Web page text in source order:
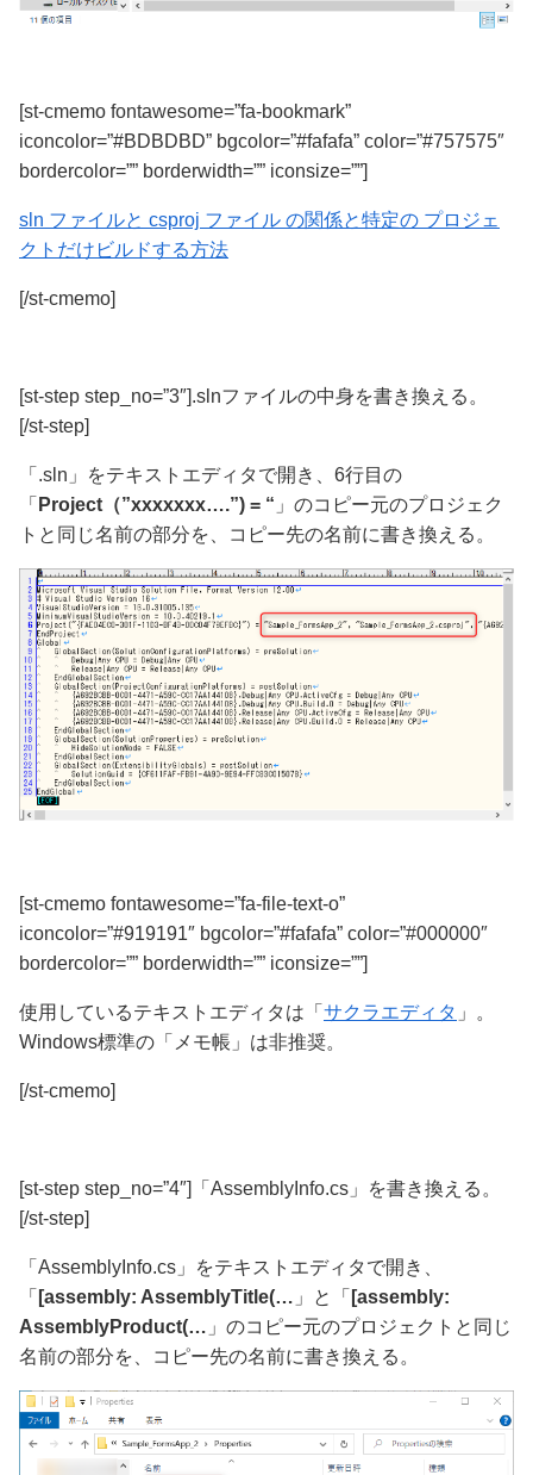
[st-cmemo fontawesome=”fa-bookmark”
iconcolor=”#BDBDBD” bgcolor=”#fafafa” color=”#757575″
bordercolor=”” borderwidth=”” iconsize=””]
sln ファイルと csproj ファイル の関係と特定の プロジェ
クトだけビルドする方法
[/st-cmemo]
[st-step step_no=”3″].slnファイルの中身を書き換える。
[/st-step]
「.sln」
をテキストエディタで開き、6行目の
「 Project（”xxxxxxx….”) = “ 」のコピー元のプロジェク
トと同じ名前の部分を、コピー先の名前に書き換える。
[st-cmemo fontawesome=”fa-file-text-o”
iconcolor=”#919191″ bgcolor=”#fafafa” color=”#000000″
bordercolor=”” borderwidth=”” iconsize=””]
使用しているテキストエディタは「 サクラエディタ 」。
Windows標準の「メモ帳」は非推奨。
[/st-cmemo]
[st-step step_no=”4″]「AssemblyInfo.cs」を書き換える。
[/st-step]
「AssemblyInfo.cs」
をテキストエディタで開き、
「 [assembly: AssemblyTitle(… 」と「 [assembly:
AssemblyProduct(… 」のコピー元のプロジェクトと同じ
名前の部分を、コピー先の名前に書き換える。